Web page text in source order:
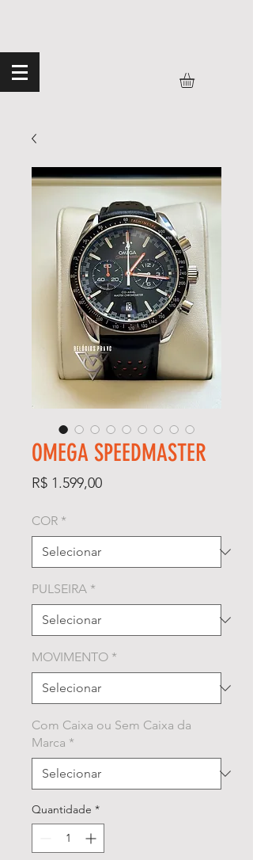
OMEGA SPEEDMASTER
R$ 1.599,00Preço
COR *
PULSEIRA *
MOVIMENTO *
Com Caixa ou Sem Caixa da
Marca *
Quantidade *